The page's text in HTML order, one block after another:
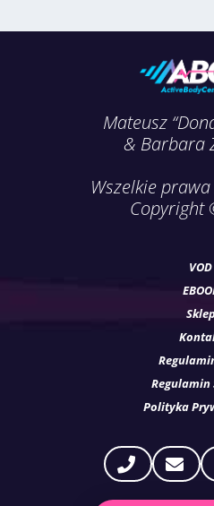
Mateusz
& Barbara
Wszelkie
Copyright
VOD
Regulamin
Polityka